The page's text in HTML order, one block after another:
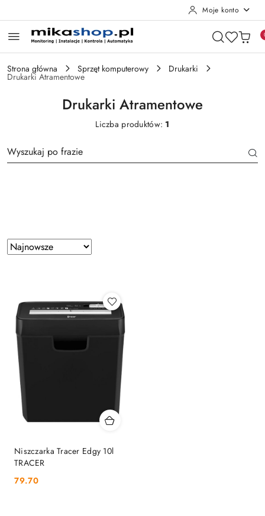
Moje konto
Strona główna Sprzęt komputerowy Drukarki
Drukarki Atramentowe
Drukarki Atramentowe
Liczba produktów: 1
Zastosowano
sortowanie:
Sortuj
według
Niszczarka Tracer Edgy 10l
TRACER
Cena:
79.70